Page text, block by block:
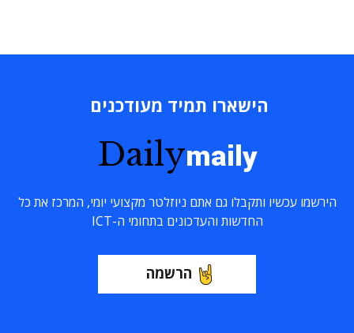
הישארו תמיד מעודכנים
Dailymaily
הירשמו עכשיו ותקבלו גם אתם ניוזלטר מקצועי יומי, המרכז את כל
החדשות והעדכונים בתחומי ה-ICT
הרשמה